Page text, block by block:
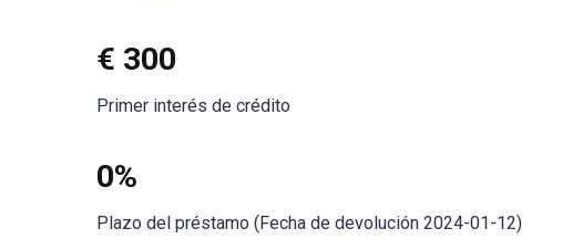
€ 300
Primer interés de crédito
0%
Plazo del préstamo (Fecha de devolución 2024-01-12)